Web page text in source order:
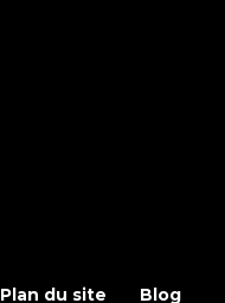
Plan du site Blog